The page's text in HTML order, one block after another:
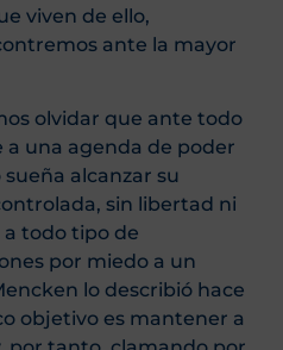
viven de ello,
ante la mayor
olvidar que ante todo
una agenda de poder
alcanzar su
sin libertad ni
todo tipo de
por miedo a un
lo describió hace
objetivo es mantener a